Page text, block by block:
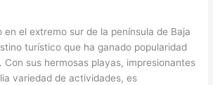
en el extremo sur de la península de Baja
turístico que ha ganado popularidad
Con sus hermosas playas, impresionantes
variedad de actividades, es